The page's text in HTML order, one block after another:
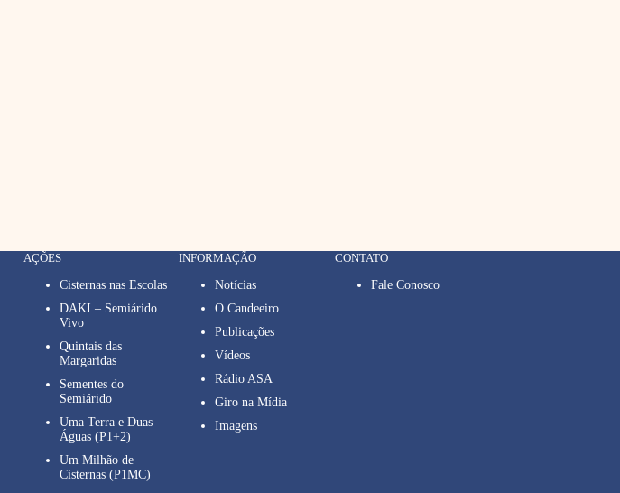
AÇÕES
Cisternas nas Escolas
DAKI – Semiárido
Vivo
Quintais das
Margaridas
Sementes do
Semiárido
Uma Terra e Duas
Águas (P1+2)
Um Milhão de
Cisternas (P1MC)
INFORMAÇÃO
Notícias
O Candeeiro
Publicações
Vídeos
Rádio ASA
Giro na Mídia
Imagens
CONTATO
Fale Conosco